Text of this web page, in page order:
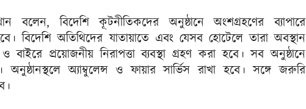
খান বলেন, বিদেশি কূটনীতিকদের অনুষ্ঠানে অংশগ্রহণের ব্যাপারে
বিদেশি অতিথিদের যাতায়াতে এবং যেসব হোটেলে তারা অবস্থান
প্রয়োজনীয় নিরাপত্তা ব্যবস্থা গ্রহণ করা হবে। সব অনুষ্ঠানে
অনুষ্ঠানস্থলে অ্যাম্বুলেন্স ও ফায়ার সার্ভিস রাখা হবে। সঙ্গে জরুরি